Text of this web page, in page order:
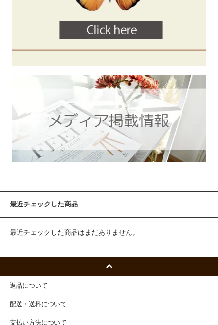
最近チェックした商品
最近チェックした商品はまだありません。
返品について
配送・送料について
支払い方法について